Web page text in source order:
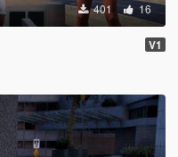
401 16
V1